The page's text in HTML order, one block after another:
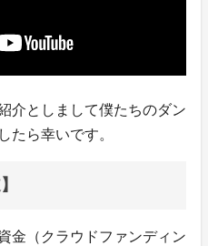
介としまして僕たちのダン
たら幸いです。
金（クラウドファンディン